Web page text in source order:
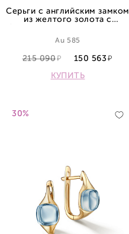
Серьги с английским замком
из желтого золота с
Au 585
215 090
150 563
КУПИТЬ
30%